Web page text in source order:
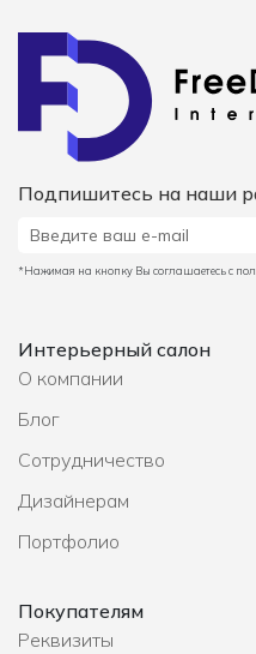
Интерьерный салон
О компании
Блог
Сотрудничество
Дизайнерам
Портфолио
Покупателям
Реквизиты
Подпишитесь на наши
*Нажимая на кнопку Вы соглашаетесь с